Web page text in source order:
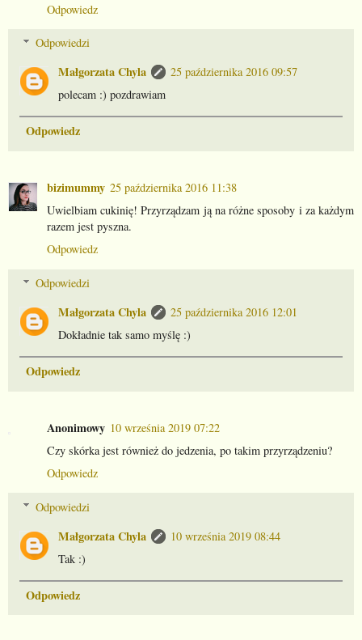
Odpowiedz
Odpowiedzi
Małgorzata Chyla
25 października 2016 09:57
polecam :) pozdrawiam
Odpowiedz
bizimummy 25 października 2016 11:38
Uwielbiam cukinię! Przyrządzam ją na różne sposoby i za każdym
razem jest pyszna.
Odpowiedz
Odpowiedzi
Małgorzata Chyla
25 października 2016 12:01
Dokładnie tak samo myślę :)
Odpowiedz
Anonimowy 10 września 2019 07:22
Czy skórka jest również do jedzenia, po takim przyrządzeniu?
Odpowiedz
Odpowiedzi
Małgorzata Chyla
10 września 2019 08:44
Tak :)
Odpowiedz